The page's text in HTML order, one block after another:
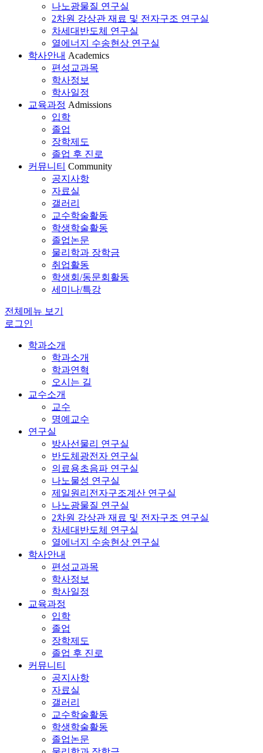
나노광물질 연구실
2차원 강상관 재료 및 전자구조 연구실
차세대반도체 연구실
열에너지 수송현상 연구실
학사안내 Academics
편성교과목
학사정보
학사일정
교육과정 Admissions
입학
졸업
장학제도
졸업 후 진로
커뮤니티 Community
공지사항
자료실
갤러리
교수학술활동
학생학술활동
졸업논문
물리학과 장학금
취업활동
학생회/동문회활동
세미나/특강
전체메뉴 보기
로그인
학과소개
학과소개
학과연혁
오시는 길
교수소개
교수
명예교수
연구실
방사선물리 연구실
반도체광전자 연구실
의료용초음파 연구실
나노물성 연구실
제일원리전자구조계산 연구실
나노광물질 연구실
2차원 강상관 재료 및 전자구조 연구실
차세대반도체 연구실
열에너지 수송현상 연구실
학사안내
편성교과목
학사정보
학사일정
교육과정
입학
졸업
장학제도
졸업 후 진로
커뮤니티
공지사항
자료실
갤러리
교수학술활동
학생학술활동
졸업논문